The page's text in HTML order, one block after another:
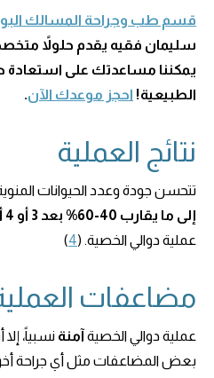
قسم طب وجراحة المسالك
سليمان فقيه يقدم حلولاً
يمكننا مساعدتك على استعادة
الطبيعية! احجز موعدك الآن.
نتائج العملية
تتحسن جودة وعدد الحيوانات المنوية
إلى ما يقارب 40-60% بعد 3 أو 4 أشهر على الأقل
عملية دوالي الخصية. (4
)
مضاعفات
عملية دوالي الخصية آمنة نسبياً،
بعض المضاعفات مثل أي جراحة